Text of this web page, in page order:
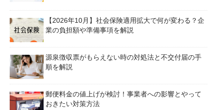
【2026年10月】社会保険適用拡大で何が変わる？企
業の負担額や準備事項を解説
源泉徴収票がもらえない時の対処法と不交付届の手
順を解説
郵便料金の値上げが検討！事業者への影響とやって
おきたい対策方法